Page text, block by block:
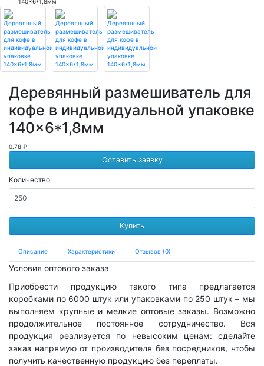
Деревянный размешиватель для
кофе в индивидуальной упаковке
140×6*1,8мм
0.78 ₽
Оставить заявку
Количество
Купить
Описание Характеристики Отзывов (0)
Условия оптового заказа
Приобрести продукцию такого типа предлагается
коробками по 6000 штук или упаковками по 250 штук – мы
выполняем крупные и мелкие оптовые заказы. Возможно
продолжительное постоянное сотрудничество. Вся
продукция реализуется по невысоким ценам: сделайте
заказ напрямую от производителя без посредников, чтобы
получить качественную продукцию без переплаты.